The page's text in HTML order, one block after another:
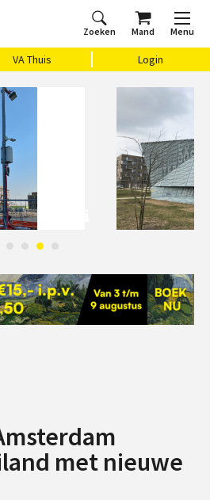
Zoeken Mand Menu
VA Thuis Login
met nieuwe